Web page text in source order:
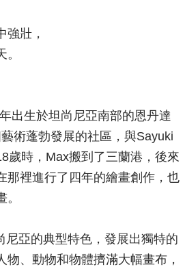
強壯，
出生於坦尚尼亞南部的恩丹達
藝術蓬勃發展的社區，與Sayuki
歲時，Max搬到了三蘭港，後來
那裡進行了四年的繪畫創作，也
尼亞的典型特色，發展出獨特的
物、動物和物體擠滿大幅畫布，